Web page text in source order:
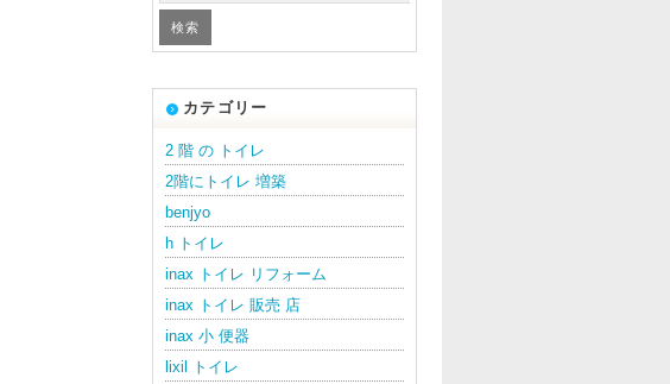
カテゴリー
2 階 の トイレ
2階にトイレ 増築
benjyo
h トイレ
inax トイレ リフォーム
inax トイレ 販売 店
inax 小 便器
lixil トイレ